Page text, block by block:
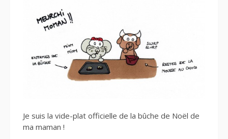
Je suis la vide-plat officielle de la bûche de Noël de
ma maman !